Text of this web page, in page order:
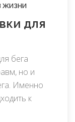
ЖИЗНИ
для
бега
но и
Именно
к